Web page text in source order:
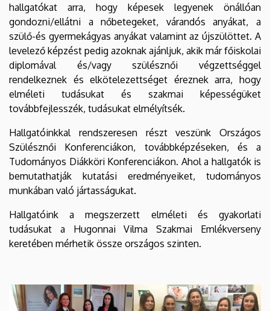
hallgatókat arra, hogy képesek legyenek önállóan
gondozni/ellátni a nőbetegeket, várandós anyákat, a
szülő-és gyermekágyas anyákat valamint az újszülöttet. A
levelező képzést pedig azoknak ajánljuk, akik már főiskolai
diplomával és/vagy szülésznői végzettséggel
rendelkeznek és elkötelezettséget éreznek arra, hogy
elméleti tudásukat és szakmai képességüket
továbbfejlesszék, tudásukat elmélyítsék.
Hallgatóinkkal rendszeresen részt veszünk Országos
Szülésznői Konferenciákon, továbbképzéseken, és a
Tudományos Diákköri Konferenciákon. Ahol a hallgatók is
bemutathatják kutatási eredményeiket, tudományos
munkában való jártasságukat.
Hallgatóink a megszerzett elméleti és gyakorlati
tudásukat a Hugonnai Vilma Szakmai Emlékverseny
keretében mérhetik össze országos szinten.